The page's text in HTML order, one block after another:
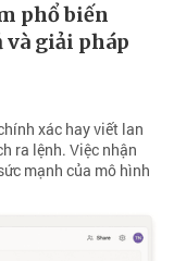
phổ biến
và giải pháp
xác hay viết lan
ra lệnh. Việc nhận
mạnh của mô hình